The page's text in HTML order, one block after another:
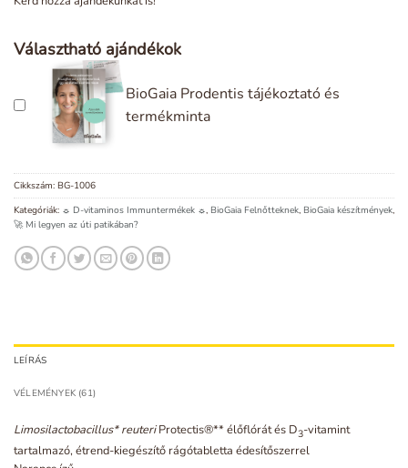
Választható ajándékok
BioGaia Prodentis tájékoztató és
termékminta
Cikkszám: BG-1006
Kategóriák: ☼ D-vitaminos Immuntermékek ☼, BioGaia Felnőtteknek, BioGaia készítmények,
🚀 Mi legyen az úti patikában?
LEÍRÁS
VÉLEMÉNYEK (61)
Limosilactobacillus* reuteriProtectis®** élőflórát és D3-vitamint
tartalmazó, étrend-kiegészítő rágótabletta édesítőszerrel